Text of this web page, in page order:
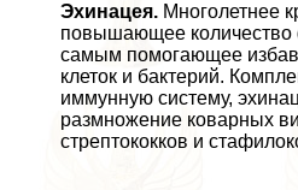
Эхинацея. Многолетнее
повышающее количество
самым помогающее
клеток и бактерий.
иммунную систему,
размножение коварных
стрептококков и